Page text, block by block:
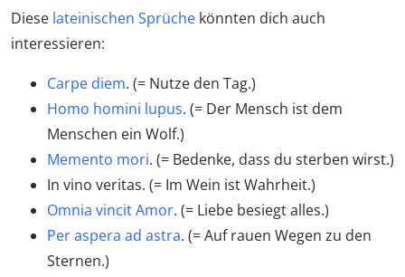
Diese lateinischen Sprüche könnten dich auch
interessieren:
Carpe diem. (= Nutze den Tag.)
Homo homini lupus. (= Der Mensch ist dem
Menschen ein Wolf.)
Memento mori. (= Bedenke, dass du sterben wirst.)
In vino veritas. (= Im Wein ist Wahrheit.)
Omnia vincit Amor. (= Liebe besiegt alles.)
Per aspera ad astra. (= Auf rauen Wegen zu den
Sternen.)